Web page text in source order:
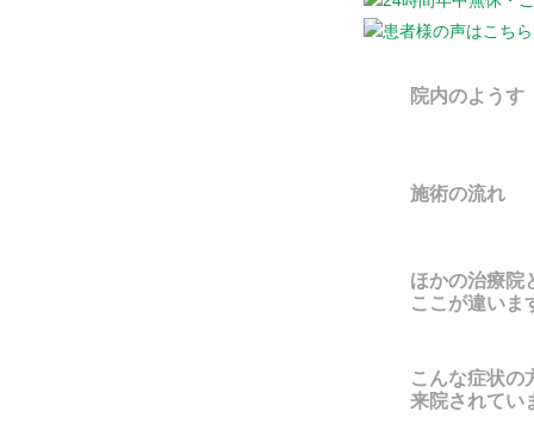
院内のようす
施術の流れ
ほかの治療院
ここが違いま
こんな症状の
来院されてい